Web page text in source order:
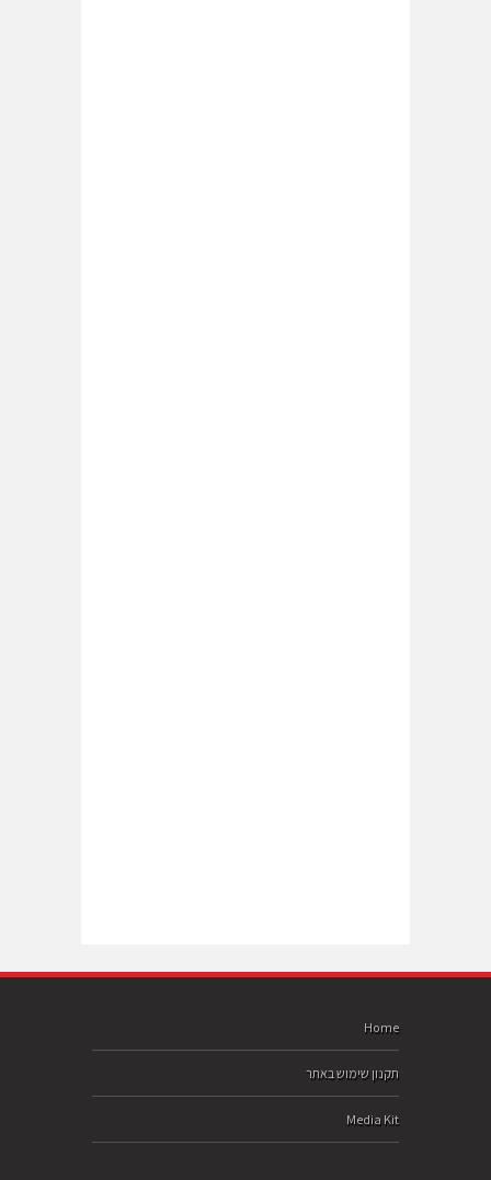
Home
תקנון שימוש באתר
Media Kit